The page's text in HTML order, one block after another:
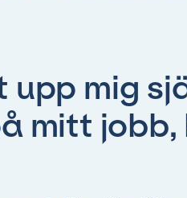
upp mig
mitt